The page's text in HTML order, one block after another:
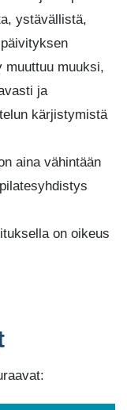
ystävällistä,
muuttuu muuksi,
ja
kärjistymistä
aina vähintään
on oikeus